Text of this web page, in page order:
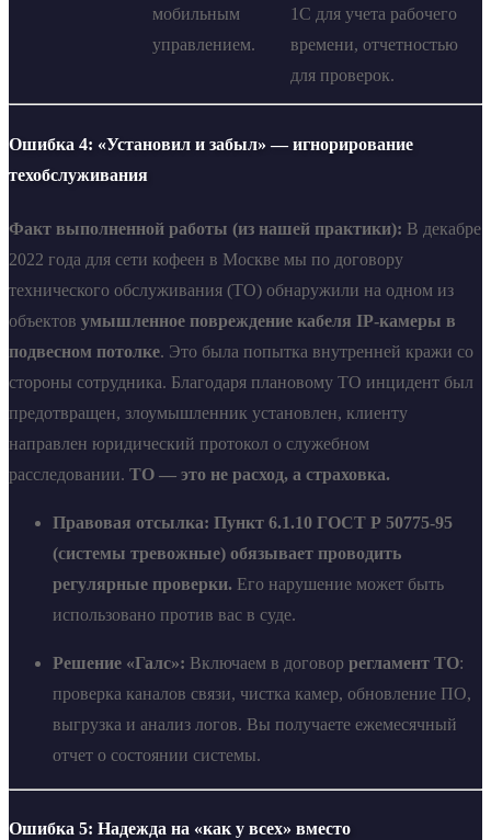
мобильным
управлением.
1С для учета рабочего
времени, отчетностью
для проверок.
Ошибка 4: «Установил и забыл» — игнорирование
техобслуживания
Факт выполненной работы (из нашей практики): В декабре
2022 года для сети кофеен в Москве мы по договору
технического обслуживания (ТО) обнаружили на одном из
объектов умышленное повреждение кабеля IP-камеры в
подвесном потолке. Это была попытка внутренней кражи со
стороны сотрудника. Благодаря плановому ТО инцидент был
предотвращен, злоумышленник установлен, клиенту
направлен юридический протокол о служебном
расследовании. ТО — это не расход, а страховка.
Правовая отсылка: Пункт 6.1.10 ГОСТ Р 50775-95
(системы тревожные) обязывает проводить
регулярные проверки. Его нарушение может быть
использовано против вас в суде.
Решение «Галс»: Включаем в договор регламент ТО:
проверка каналов связи, чистка камер, обновление ПО,
выгрузка и анализ логов. Вы получаете ежемесячный
отчет о состоянии системы.
Ошибка 5: Надежда на «как у всех» вместо